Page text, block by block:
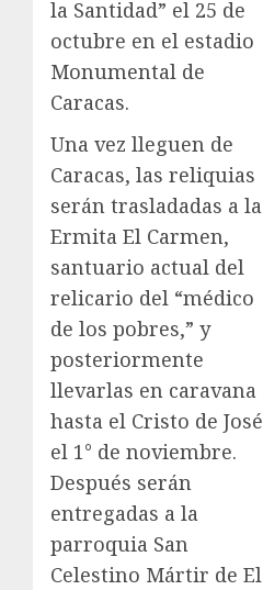
la Santidad” el 25 de
octubre en el estadio
Monumental de
Caracas.
Una vez lleguen de
Caracas, las reliquias
serán trasladadas a la
Ermita El Carmen,
santuario actual del
relicario del “médico
de los pobres,” y
posteriormente
llevarlas en caravana
hasta el Cristo de José
el 1° de noviembre.
Después serán
entregadas a la
parroquia San
Celestino Mártir de El